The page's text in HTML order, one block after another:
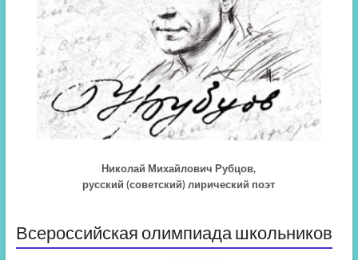
Николай Михайлович Рубцов,
русский (советский) лирический поэт
Всероссийская олимпиада школьников